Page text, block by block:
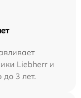
Liebherr и
до 3 лет.